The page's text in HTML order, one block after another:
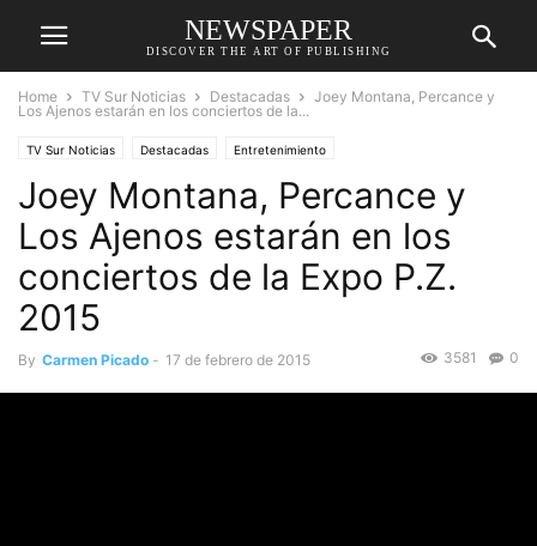
NEWSPAPER
DISCOVER THE ART OF PUBLISHING
Home TV Sur Noticias Destacadas
Joey Montana, Percance y
Los Ajenos estarán en los conciertos de la...
TV Sur Noticias Destacadas Entretenimiento
Joey Montana, Percance y
Los Ajenos estarán en los
conciertos de la Expo P.Z.
2015
By Carmen Picado - 17 de febrero de 2015 0
3581